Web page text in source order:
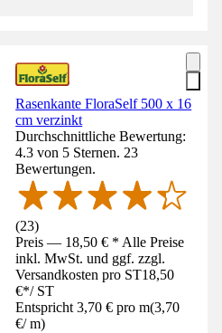
Rasenkante FloraSelf 500 x 16
cm verzinkt
Durchschnittliche Bewertung:
4.3 von 5 Sternen. 23
Bewertungen.
(23)
Preis — 18,50 € * Alle Preise
inkl. MwSt. und ggf. zzgl.
Versandkosten pro ST18,50
€*/ ST
Entspricht 3,70 € pro m(3,70
€/ m)